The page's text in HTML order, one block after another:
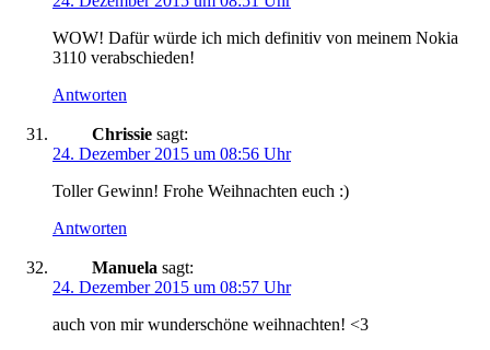
WOW! Dafür würde ich mich definitiv von meinem Nokia
3110 verabschieden!
Antworten
Chrissie sagt:
24. Dezember 2015 um 08:56 Uhr
Toller Gewinn! Frohe Weihnachten euch :)
Antworten
Manuela sagt:
24. Dezember 2015 um 08:57 Uhr
auch von mir wunderschöne weihnachten! <3